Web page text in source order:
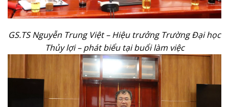
GS.TS Nguyễn Trung Việt – Hiệu trưởng Trường Đại học
Thủy lợi – phát biểu tại buổi làm việc